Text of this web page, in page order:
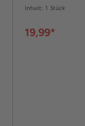
Inhalt: 1 Stück
19,99*